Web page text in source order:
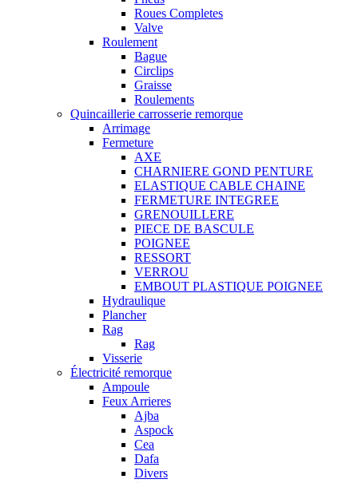
Roues Completes
Valve
Roulement
Bague
Circlips
Graisse
Roulements
Quincaillerie carrosserie remorque
Arrimage
Fermeture
AXE
CHARNIERE GOND PENTURE
ELASTIQUE CABLE CHAINE
FERMETURE INTEGREE
GRENOUILLERE
PIECE DE BASCULE
POIGNEE
RESSORT
VERROU
EMBOUT PLASTIQUE POIGNEE
Hydraulique
Plancher
Rag
Rag
Visserie
Électricité remorque
Ampoule
Feux Arrieres
Ajba
Aspock
Cea
Dafa
Divers